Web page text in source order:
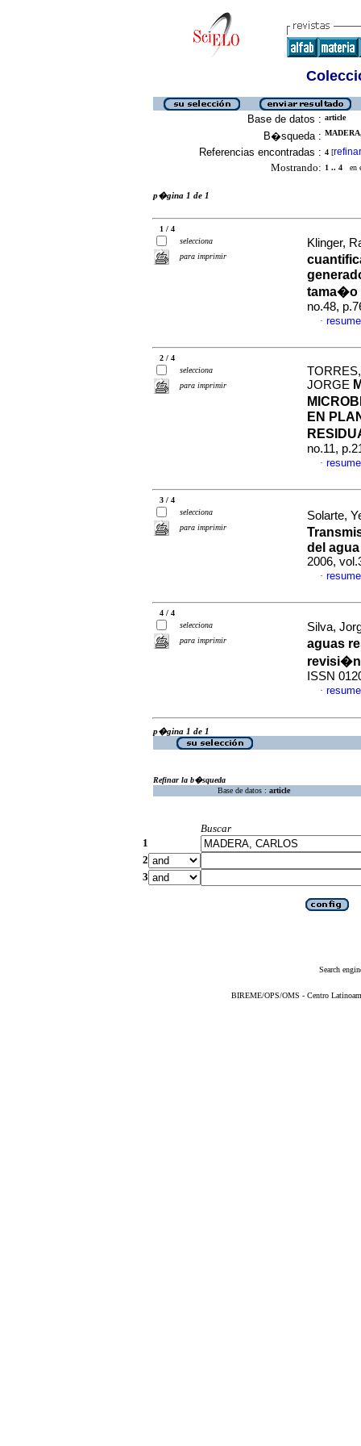
Base de datos : article
B�squeda :
Referencias encontradas : 4 [refinar
Mostrando: 1 .. 4 en
p�gina 1 de 1
1 / 4
selecciona
para imprimir
Klinger,
tama�o
no.48,
·
2 / 4
selecciona
para imprimir
JORGE
EN
no.11,
·
3 / 4
selecciona
para imprimir
Solarte,
del
2006,
·
4 / 4
selecciona
para imprimir
Silva,
aguas
revisi�n
ISSN
·
p�gina 1 de 1
Refinar la b�squeda
Base de datos : article
Buscar
1
2
3
Search
BIREME/OPS/OMS - Centro